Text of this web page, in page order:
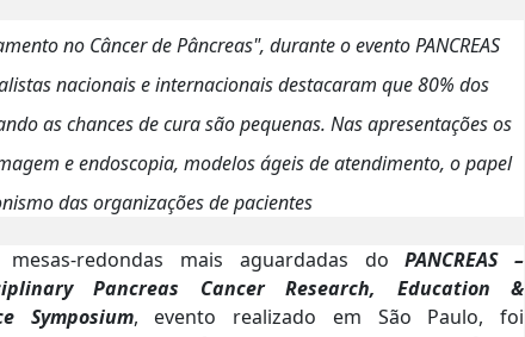
no Câncer de Pâncreas", durante o evento PANCREAS
nacionais e internacionais destacaram que 80% dos
as chances de cura são pequenas. Nas apresentações os
e endoscopia, modelos ágeis de atendimento, o papel
das organizações de pacientes
redondas mais aguardadas doPANCREAS –
Pancreas Cancer Research, Education &
Symposium, evento realizado em São Paulo, foi